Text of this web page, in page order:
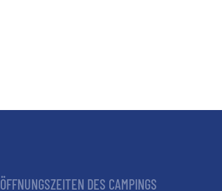
ÖFFNUNGSZEITEN DES CAMPINGS